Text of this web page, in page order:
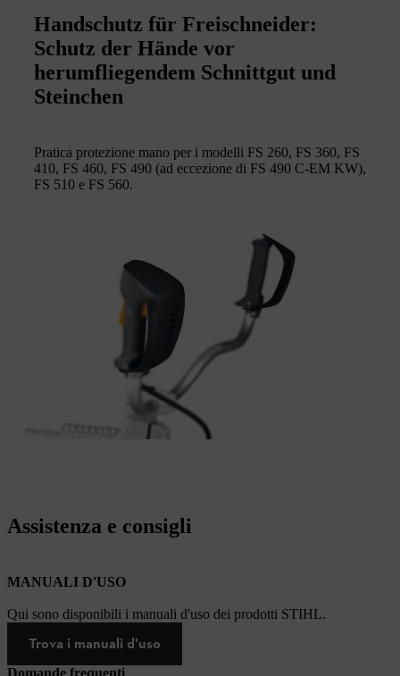
Handschutz für Freischneider:
Schutz der Hände vor
herumfliegendem Schnittgut und
Steinchen
Pratica protezione mano per i modelli FS 260, FS 360, FS
410, FS 460, FS 490 (ad eccezione di FS 490 C-EM KW),
FS 510 e FS 560.
Assistenza e consigli
MANUALI D'USO
Qui sono disponibili i manuali d'uso dei prodotti STIHL.
Trova i manuali d'uso
Domande frequenti